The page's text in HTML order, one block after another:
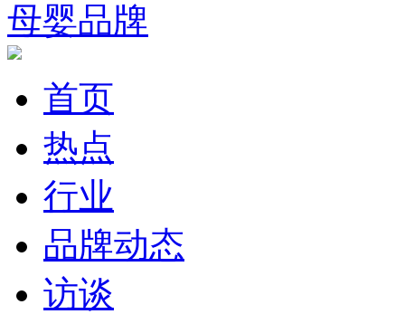
母婴品牌
首页
热点
行业
品牌动态
访谈